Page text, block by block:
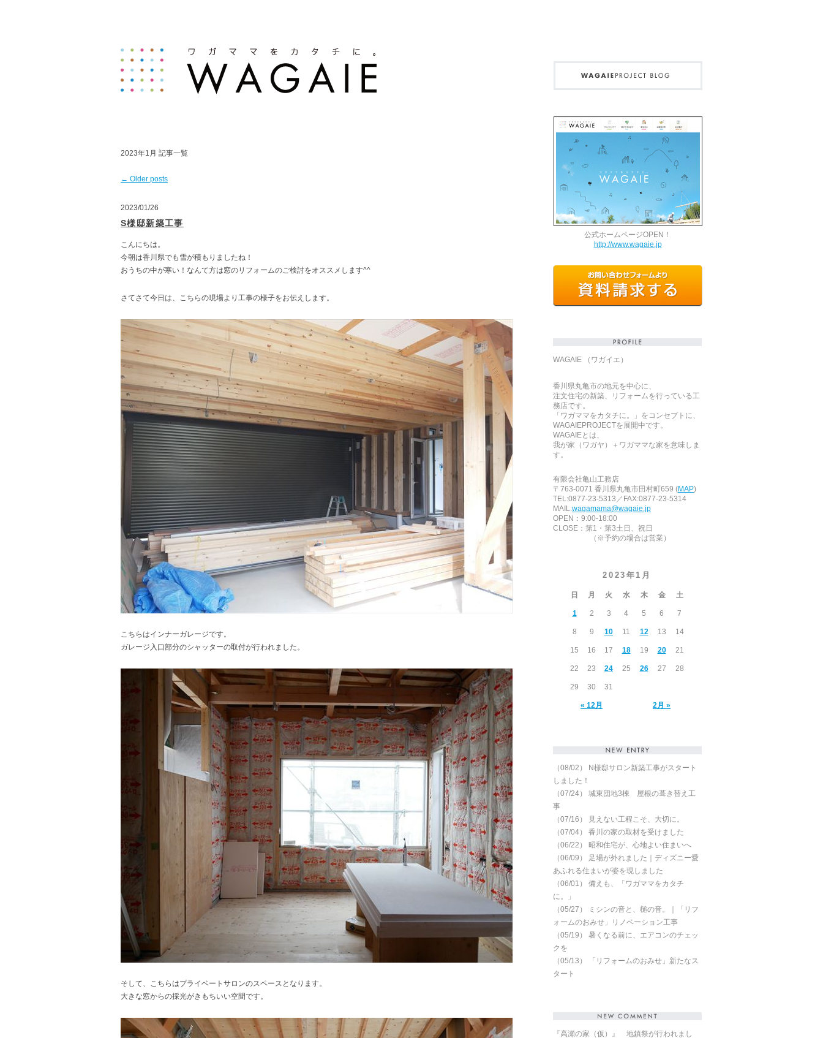
2023年1月 記事一覧
← Older posts
2023/01/26
S様邸新築工事
こんにちは。
今朝は香川県でも雪が積もりましたね！
おうちの中が寒い！なんて方は窓のリフォームのご検討をオススメします^^
さてさて今日は、こちらの現場より工事の様子をお伝えします。
こちらはインナーガレージです。
ガレージ入口部分のシャッターの取付が行われました。
そして、こちらはプライベートサロンのスペースとなります。
大きな窓からの採光がきもちいい空間です。
公式ホームページOPEN！
http://www.wagaie.jp
WAGAIE （ワガイエ）
香川県丸亀市の地元を中心に、
注文住宅の新築、リフォームを行っている工
務店です。
「ワガママをカタチに。」をコンセプトに、
WAGAIEPROJECTを展開中です。
WAGAIEとは、
我が家（ワガヤ）＋ワガママな家を意味しま
す。
有限会社亀山工務店
〒763-0071 香川県丸亀市田村町659 (MAP)
TEL:0877-23-5313／FAX:0877-23-5314
MAIL:wagamama@wagaie.jp
OPEN：9:00-18:00
CLOSE：第1・第3土日、祝日
（※予約の場合は営業）
2023年1月
日 月 火 水 木 金 土
« 12月 2月 »
1 2 3 4 5 6 7
8 9 10 11 12 13 14
15 16 17 18 19 20 21
22 23 24 25 26 27 28
29 30 31
（08/02）
N様邸サロン新築工事がスタート
しました！
（07/24） 城東団地3棟 屋根の葺き替え工
事
（07/16）
見えない工程こそ、大切に。
（07/04） 香川の家の取材を受けました
（06/22） 昭和住宅が、心地よい住まいへ
（06/09） 足場が外れました｜ディズニー愛
あふれる住まいが姿を現しました
（06/01） 備えも、「ワガママをカタチ
に。」
（05/27）
ミシンの音と、槌の音。｜「リフ
ォームのおみせ」リノベーション工事
（05/19） 暑くなる前に、エアコンのチェッ
クを
（05/13）
「リフォームのおみせ」新たなス
タート
『高瀬の家（仮）』 地鎮祭が行われまし